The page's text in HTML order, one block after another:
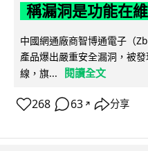
稱漏洞是功能在
中國網通廠商智博通電子（
產品爆出嚴重安全漏洞，被
線，旗...
閱讀全文
268 63 ↗ 分享